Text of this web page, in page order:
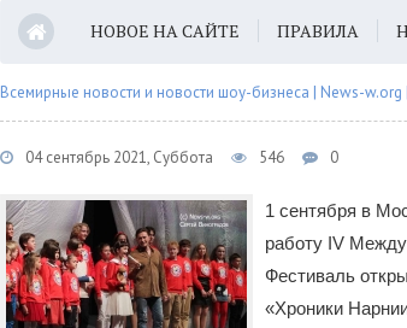
НОВОЕ НА САЙТЕ ПРАВИЛА
Всемирные новости и новости шоу-бизнеса | News-
04 сентябрь 2021, Суббота 546 0
1 сентября в
работу IV
Фестиваль
«Хроники